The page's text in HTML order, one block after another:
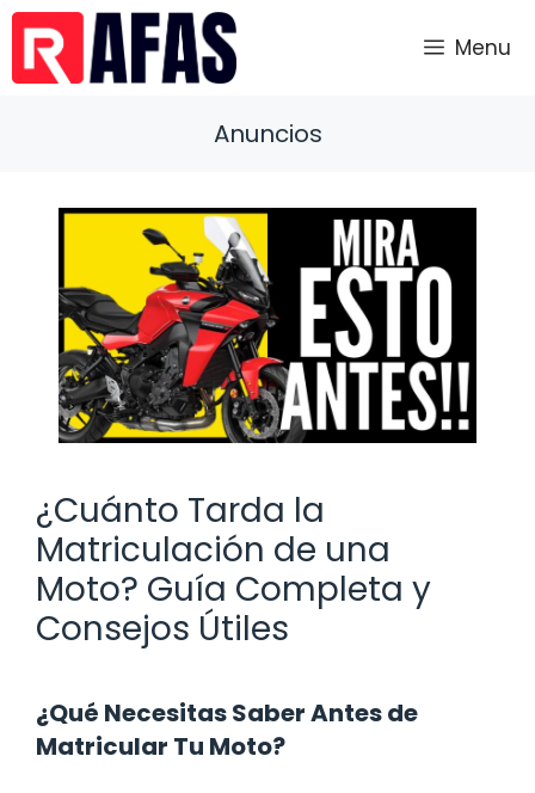
Saltar
contenido
Menu
Anuncios
¿Cuánto Tarda la
Matriculación de una
Moto? Guía Completa y
Consejos Útiles
¿Qué Necesitas Saber Antes de
Matricular Tu Moto?